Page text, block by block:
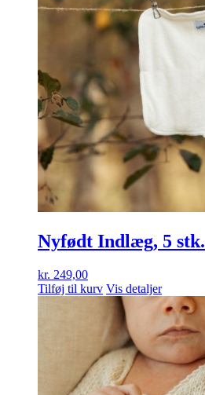
Nyfødt Indlæg, 5 stk.
kr. 249,00
Tilføj til kurv Vis detaljer